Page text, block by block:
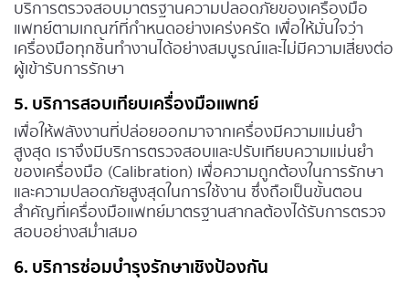
บริการตรวจสอบมาตรฐานความปลอดภัยของเครื่องมือ
แพทย์ตามเกณฑ์ที่กำหนดอย่างเคร่งครัด เพื่อให้มั่นใจว่า
เครื่องมือทุกชิ้นทำงานได้อย่างสมบูรณ์และไม่มีความเสี่ยงต่อ
ผู้เข้ารับการรักษา
5. บริการสอบเทียบเครื่องมือแพทย์
เพื่อให้พลังงานที่ปล่อยออกมาจากเครื่องมีความแม่นยำ
สูงสุด เราจึงมีบริการตรวจสอบและปรับเทียบความแม่นยำ
ของเครื่องมือ (Calibration) เพื่อความถูกต้องในการรักษา
และความปลอดภัยสูงสุดในการใช้งาน ซึ่งถือเป็นขั้นตอน
สำคัญที่เครื่องมือแพทย์มาตรฐานสากลต้องได้รับการตรวจ
สอบอย่างสม่ำเสมอ
6. บริการซ่อมบำรุงรักษาเชิงป้องกัน